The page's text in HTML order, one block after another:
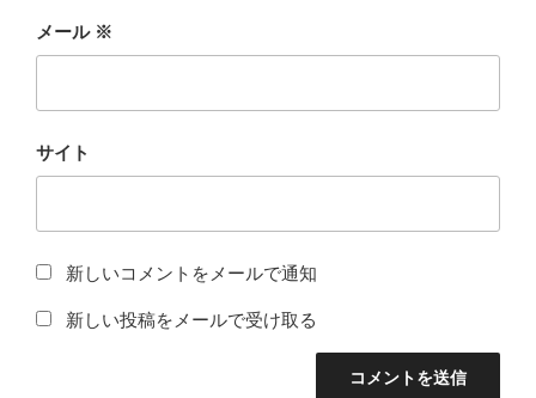
メール ※
サイト
新しいコメントをメールで通知
新しい投稿をメールで受け取る